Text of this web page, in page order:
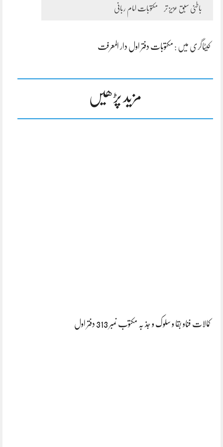
باطنی سبق عزیز تر مکتوبات امام ربانی
کیٹاگری میں : مکتوبات دفتر اول دار المعرفت
مزید پڑھیں
کمالات فناو بقا و سلوک و جذ بہ مکتوب نمبر 313 دفتر اول